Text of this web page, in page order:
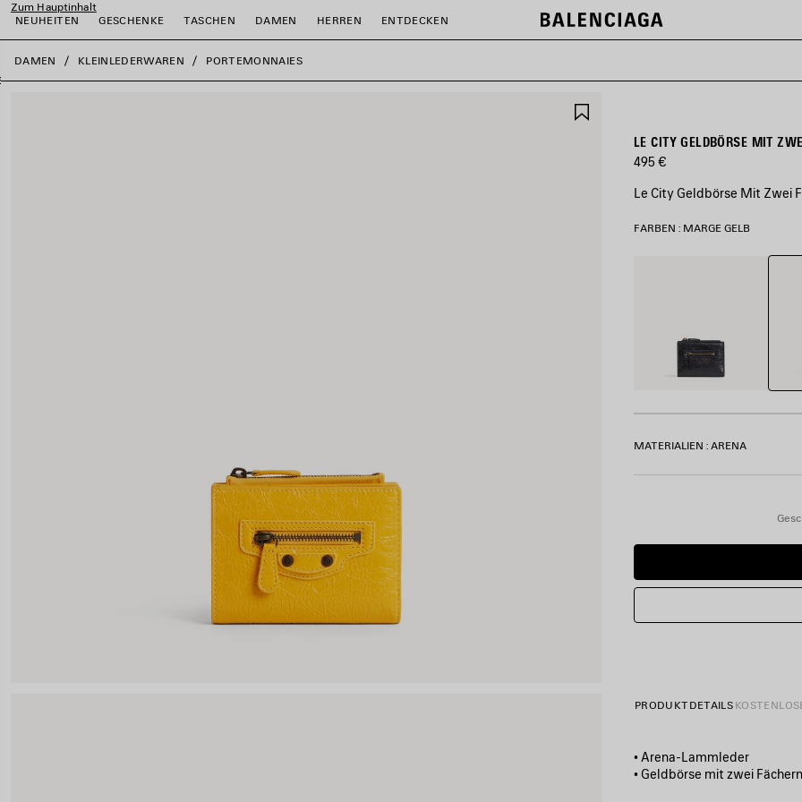
Zum Hauptinhalt
NEUHEITEN
GESCHENKE TASCHEN DAMEN HERREN ENTDECKEN
close the banner
DAMEN KLEINLEDERWAREN PORTEMONNAIES
LE CITY GELDBÖRSE MIT
495 €
Le City Geldbörse Mit Zwei
FARBEN : MARGE GELB
MATERIALIEN : ARENA
PRODUKTDETAILS
• Arena-Lammleder
• Geldbörse mit zwei Fächern